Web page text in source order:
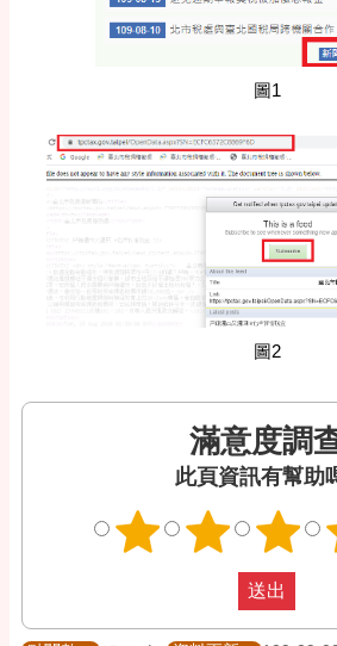
圖1
圖2
滿意度調
此頁資訊有幫助